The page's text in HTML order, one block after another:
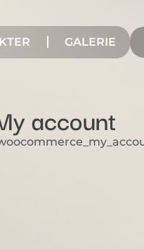
GALERIE
account